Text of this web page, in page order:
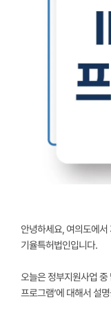
안녕하세요, 여의도에
기율특허법인입니다.
오늘은 정부지원사업 중
프로그램’에 대해서 설